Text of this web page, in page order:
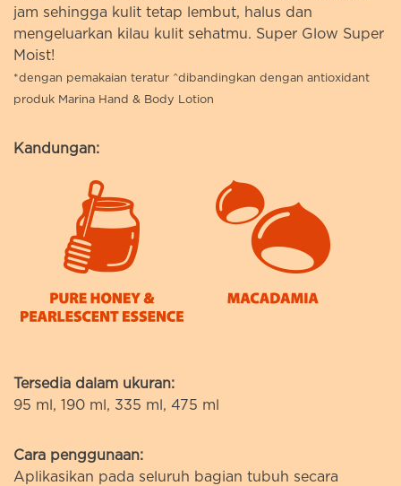
jam sehingga kulit tetap lembut, halus dan
mengeluarkan kilau kulit sehatmu. Super Glow Super
Moist!
*dengan pemakaian teratur ^dibandingkan dengan antioxidant
produk Marina Hand & Body Lotion
Kandungan:
Tersedia dalam ukuran:
95 ml, 190 ml, 335 ml, 475 ml
Cara penggunaan:
Aplikasikan pada seluruh bagian tubuh secara